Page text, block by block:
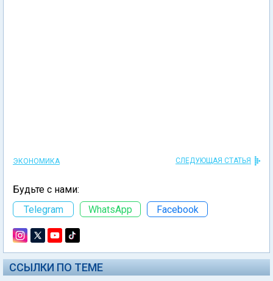
ЭКОНОМИКА СЛЕДУЮЩАЯ СТАТЬЯ
Будьте с нами:
Telegram
WhatsApp Facebook
ССЫЛКИ ПО ТЕМЕ